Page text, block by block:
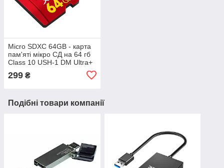
Micro SDXC 64GB - карта
пам'яті мікро СД на 64 гб
Class 10 USH-1 DM Ultra+
299 ₴
Подібні товари компанії